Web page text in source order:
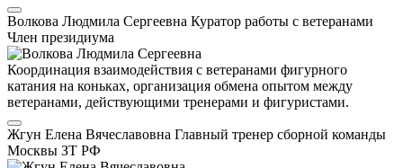
Волкова Людмила Сергеевна Куратор работы с ветеранами
Член президиума
Координация взаимодействия с ветеранами фигурного
катания на коньках, организация обмена опытом между
ветеранами, действующими тренерами и фигуристами.
Жгун Елена Вячеславовна Главный тренер сборной команды
Москвы ЗТ РФ